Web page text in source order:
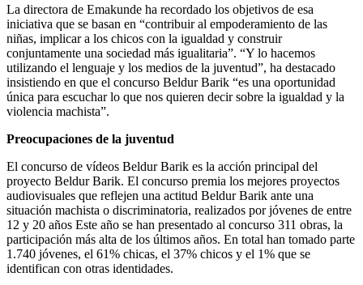
La directora de Emakunde ha recordado los objetivos de esa
iniciativa que se basan en “contribuir al empoderamiento de las
niñas, implicar a los chicos con la igualdad y construir
conjuntamente una sociedad más igualitaria”. “Y lo hacemos
utilizando el lenguaje y los medios de la juventud”, ha destacado
insistiendo en que el concurso Beldur Barik “es una oportunidad
única para escuchar lo que nos quieren decir sobre la igualdad y la
violencia machista”.
Preocupaciones de la juventud
El concurso de vídeos Beldur Barik es la acción principal del
proyecto Beldur Barik. El concurso premia los mejores proyectos
audiovisuales que reflejen una actitud Beldur Barik ante una
situación machista o discriminatoria, realizados por jóvenes de entre
12 y 20 años Este año se han presentado al concurso 311 obras, la
participación más alta de los últimos años. En total han tomado parte
1.740 jóvenes, el 61% chicas, el 37% chicos y el 1% que se
identifican con otras identidades.